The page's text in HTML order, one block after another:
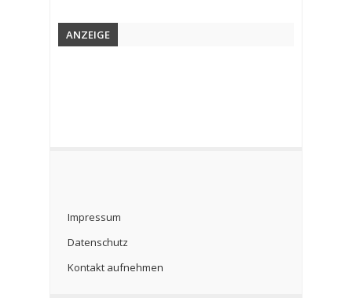
ANZEIGE
Impressum
Datenschutz
Kontakt aufnehmen